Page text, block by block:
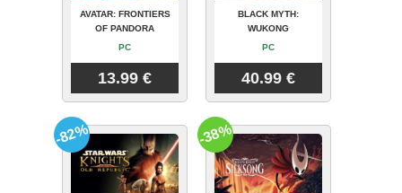
AVATAR: FRONTIERS
OF PANDORA
PC
13.99 €
BLACK MYTH:
WUKONG
PC
40.99 €
-82% -38%